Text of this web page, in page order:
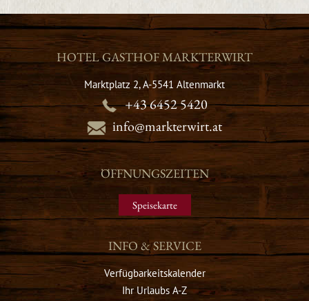
HOTEL GASTHOF MARKTERWIRT
Marktplatz 2, A-5541 Altenmarkt
+43 6452 5420
info@markterwirt.at
ÖFFNUNGSZEITEN
Speisekarte
INFO & SERVICE
Verfügbarkeitskalender
Ihr Urlaubs A-Z